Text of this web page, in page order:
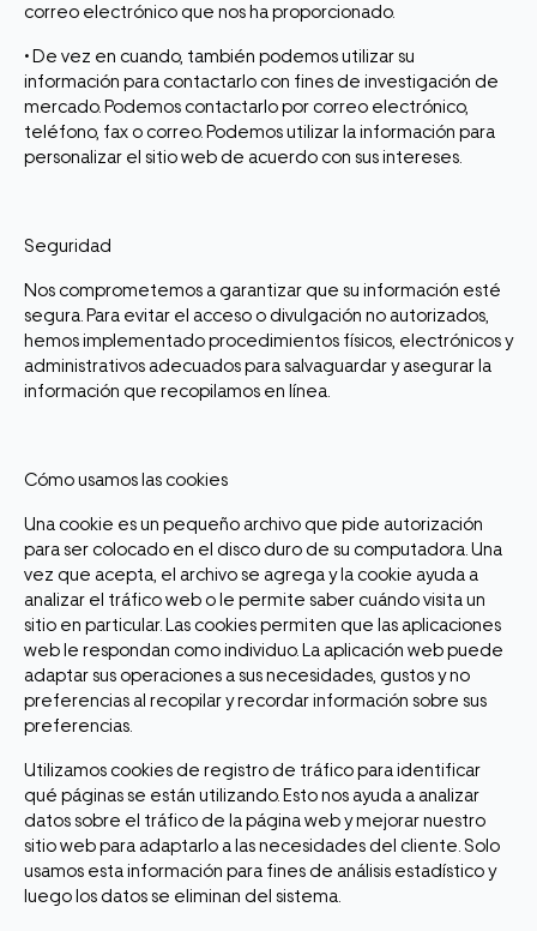
correo electrónico que nos ha proporcionado.
• De vez en cuando, también podemos utilizar su
información para contactarlo con fines de investigación de
mercado. Podemos contactarlo por correo electrónico,
teléfono, fax o correo. Podemos utilizar la información para
personalizar el sitio web de acuerdo con sus intereses.
Seguridad
Nos comprometemos a garantizar que su información esté
segura. Para evitar el acceso o divulgación no autorizados,
hemos implementado procedimientos físicos, electrónicos y
administrativos adecuados para salvaguardar y asegurar la
información que recopilamos en línea.
Cómo usamos las cookies
Una cookie es un pequeño archivo que pide autorización
para ser colocado en el disco duro de su computadora. Una
vez que acepta, el archivo se agrega y la cookie ayuda a
analizar el tráfico web o le permite saber cuándo visita un
sitio en particular. Las cookies permiten que las aplicaciones
web le respondan como individuo. La aplicación web puede
adaptar sus operaciones a sus necesidades, gustos y no
preferencias al recopilar y recordar información sobre sus
preferencias.
Utilizamos cookies de registro de tráfico para identificar
qué páginas se están utilizando. Esto nos ayuda a analizar
datos sobre el tráfico de la página web y mejorar nuestro
sitio web para adaptarlo a las necesidades del cliente. Solo
usamos esta información para fines de análisis estadístico y
luego los datos se eliminan del sistema.